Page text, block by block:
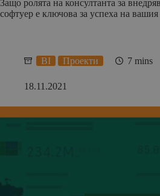
Защо ролята на консултанта за
софтуер е ключова за успеха на вашия
BI Проекти 7 mins
18.11.2021